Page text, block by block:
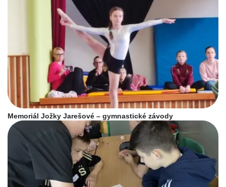
Memoriál Jožky Jarešové – gymnastické závody